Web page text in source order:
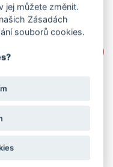
jej můžete změnit.
Zásadách
souborů cookies.